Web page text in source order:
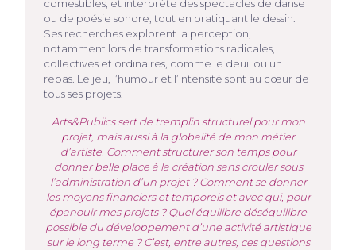
comestibles, et interprète des spectacles de danse
ou de poésie sonore, tout en pratiquant le dessin.
Ses recherches explorent la perception,
notamment lors de transformations radicales,
collectives et ordinaires, comme le deuil ou un
repas. Le jeu, l’humour et l’intensité sont au cœur de
tous ses projets.
Arts&Publics sert de tremplin structurel pour mon
projet, mais aussi à la globalité de mon métier
d’artiste. Comment structurer son temps pour
donner belle place à la création sans crouler sous
l’administration d’un projet ? Comment se donner
les moyens financiers et temporels et avec qui, pour
épanouir mes projets ? Quel équilibre déséquilibre
possible du développement d’une activité artistique
sur le long terme ? C’est, entre autres, ces questions